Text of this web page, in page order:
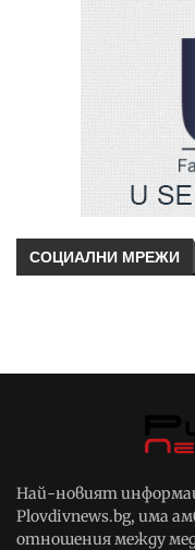
СОЦИАЛНИ МРЕЖИ
Най-новият
Plovdivnews.bg, има
отношения между